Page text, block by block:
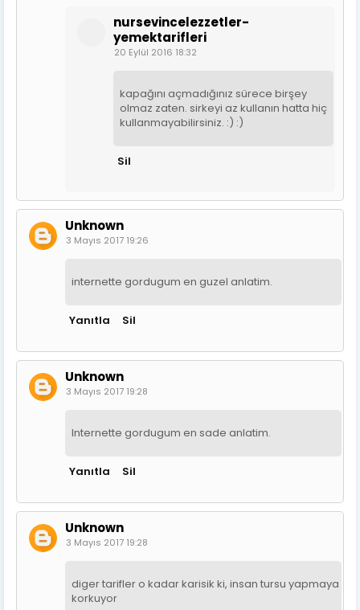
nursevincelezzetler-
yemektarifleri
20 Eylül 2016 18:32
kapağını açmadığınız sürece birşey
olmaz zaten. sirkeyi az kullanın hatta hiç
kullanmayabilirsiniz. :) :)
Sil
Unknown
3 Mayıs 2017 19:26
internette gordugum en guzel anlatim.
Yanıtla Sil
Unknown
3 Mayıs 2017 19:28
Internette gordugum en sade anlatim.
Yanıtla Sil
Unknown
3 Mayıs 2017 19:28
diger tarifler o kadar karisik ki, insan tursu yapmaya
korkuyor